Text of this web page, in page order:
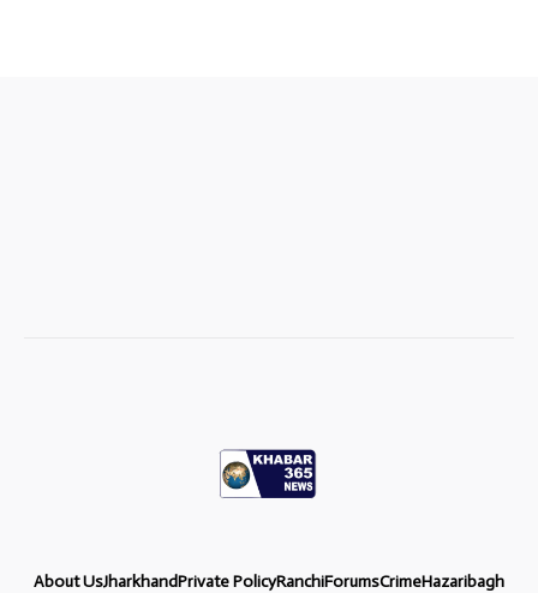
About UsJharkhandPrivate PolicyRanchiForumsCrimeHazaribagh